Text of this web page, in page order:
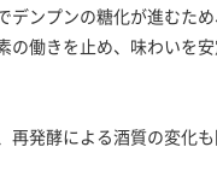
デンプンの糖化が進むた
の働きを止め、味わいを
発酵による酒質の変化も